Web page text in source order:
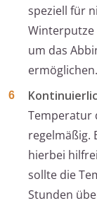
speziell für
Winterputze
um das
Temperatur
regelmäßig.
hierbei
sollte die
Stunden